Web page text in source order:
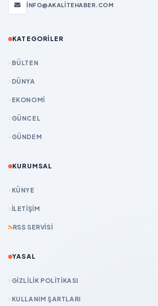
INFO@AKALITEHABER.COM
KATEGORILER
BÜLTEN
DÜNYA
EKONOMİ
GÜNCEL
GÜNDEM
KURUMSAL
KÜNYE
İLETIŞIM
RSS SERVISI
YASAL
GIZLILIK POLITIKASI
KULLANIM ŞARTLARI